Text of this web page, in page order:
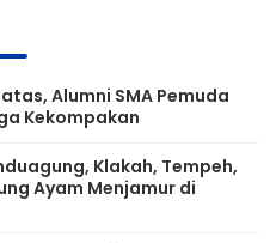
Alumni SMA Pemuda
Kekompakan
Klakah, Tempeh,
Ayam Menjamur di